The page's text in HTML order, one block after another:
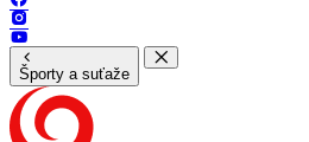
Športy a suťaže